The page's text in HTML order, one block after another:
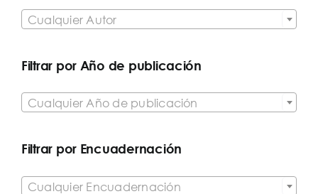
Cualquier Autor
Filtrar por Año de publicación
Cualquier Año de publicación
Filtrar por Encuadernación
Cualquier Encuadernación